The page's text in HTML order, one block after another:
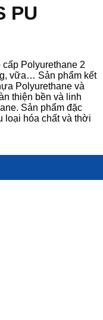
PU
Polyurethane 2
vữa… Sản phẩm kết
Polyurethane và
thiện bền và linh
Sản phẩm đặc
loại hóa chất và thời